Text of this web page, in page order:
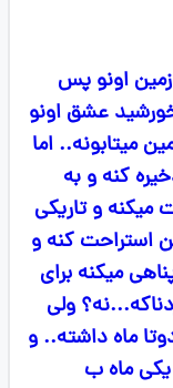
اونو پس
عشق اونو
میتابونه.. اما
کنه و به
و تاریکی
استراحت کنه و
میکنه برای
ولی
ماه داشته.. و
ماه ب